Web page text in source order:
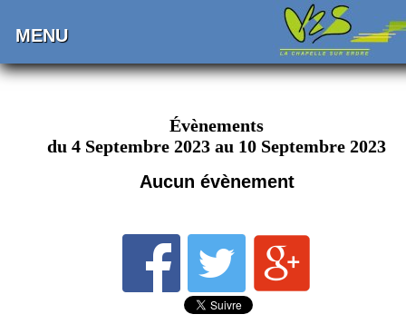
MENU
Évènements
du 4 Septembre 2023 au 10 Septembre 2023
Aucun évènement